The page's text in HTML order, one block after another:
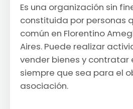
Es una organización sin
constituida por personas
común en Florentino
Aires. Puede realizar
vender bienes y contratar
siempre que sea para el
asociación.